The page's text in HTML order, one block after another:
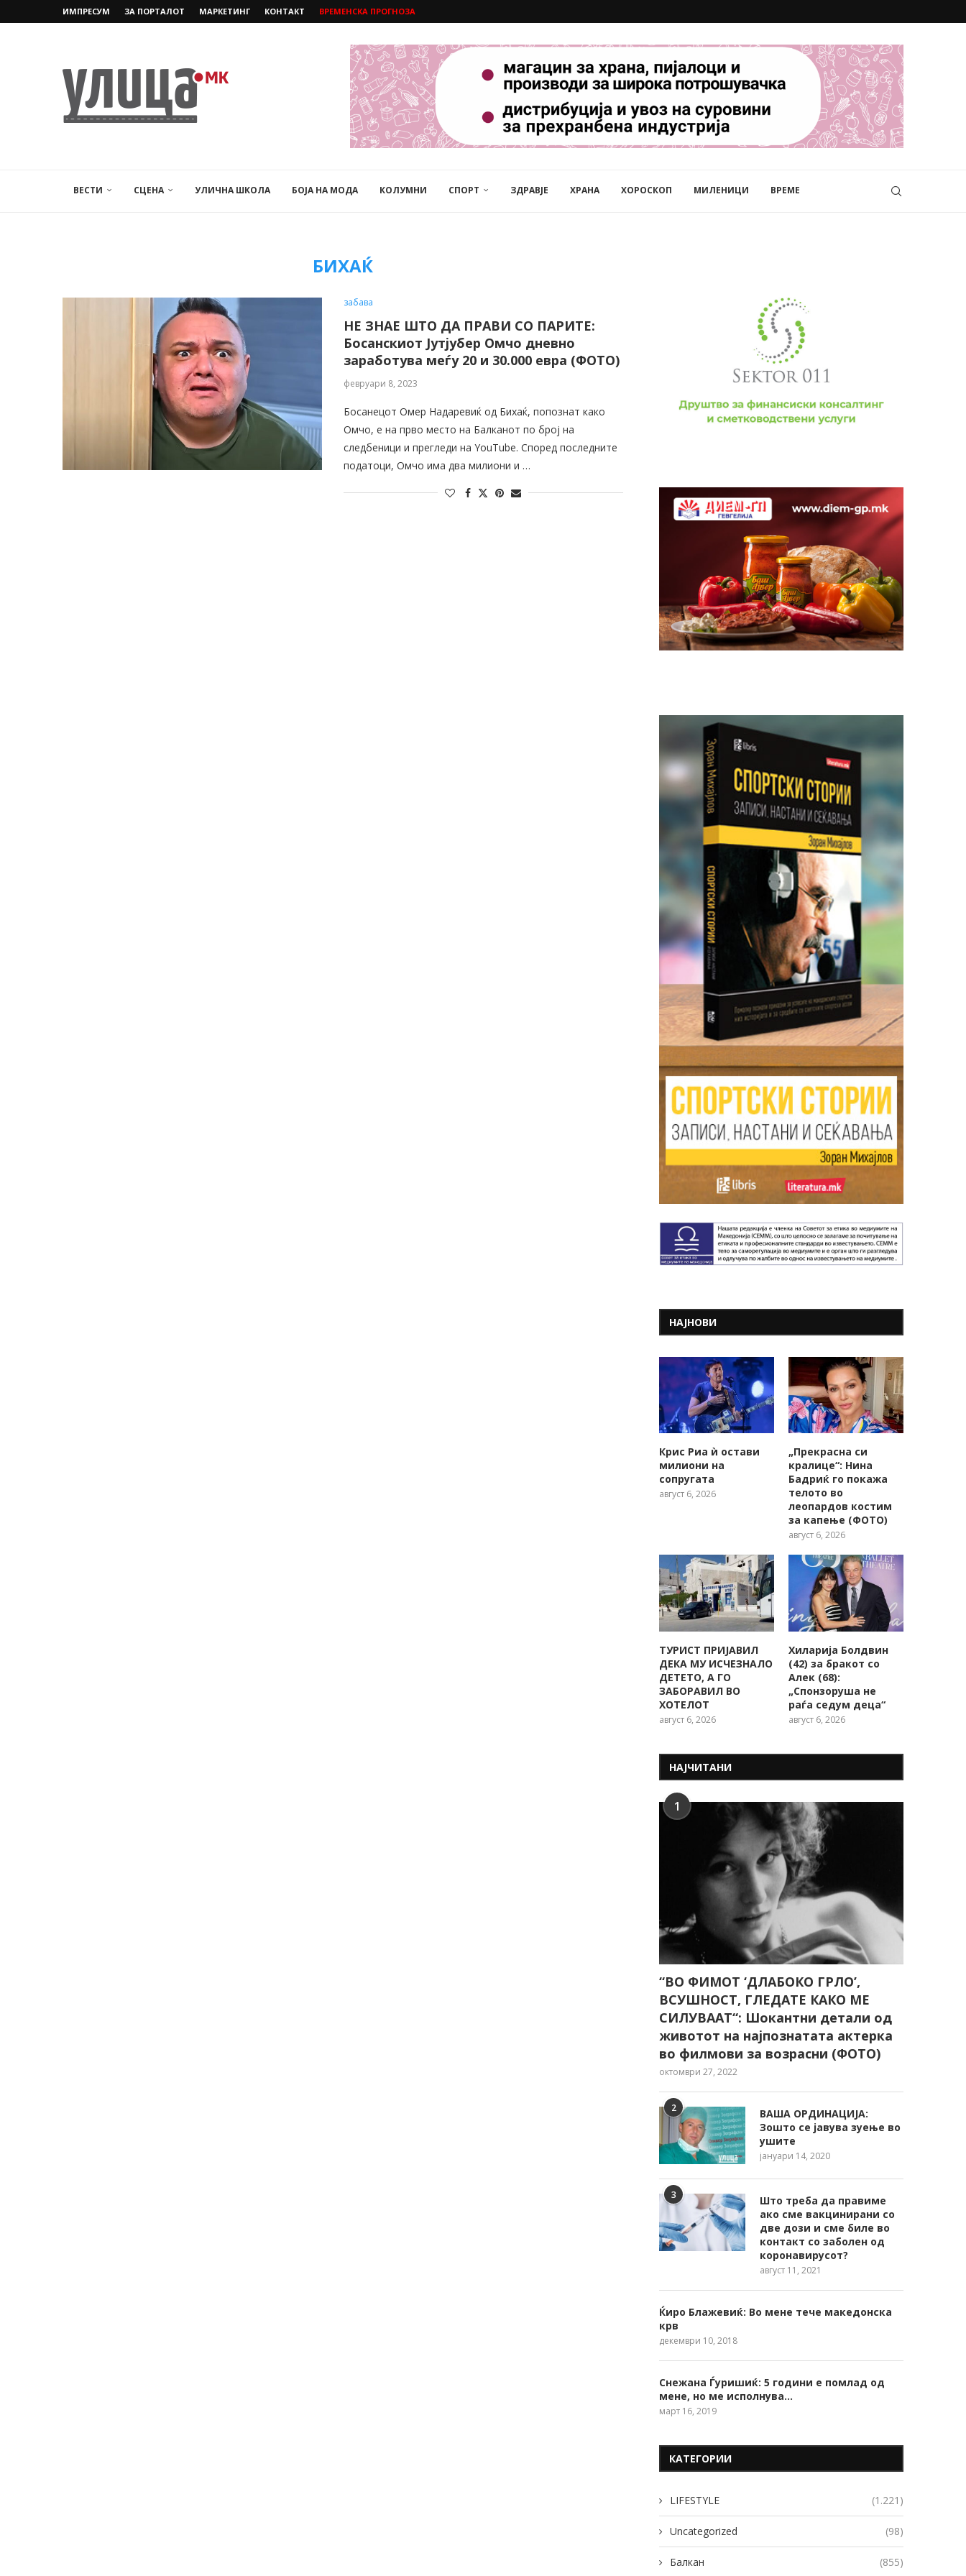
ИМПРЕСУМ ЗА ПОРТАЛОТ МАРКЕТИНГ КОНТАКТ ВРЕМЕНСКА ПРОГНОЗА
ВЕСТИ СЦЕНА УЛИЧНА ШКОЛА БОЈА НА МОДА КОЛУМНИ СПОРТ ЗДРАВЈЕ ХРАНА ХОРОСКОП МИЛЕНИЦИ ВРЕМЕ
БИХАЌ
забава
НЕ ЗНАЕ ШТО ДА ПРАВИ СО ПAРИТЕ:
Босанскиот Јутјубер Омчо дневно
заработува меѓу 20 и 30.000 евра (ФОТО)
февруари 8, 2023
Босанецот Омер Надаревиќ од Бихаќ, попознат како
Омчо, е на прво место на Балканот по број на
следбеници и прегледи на YouTube. Според последните
податоци, Омчо има два милиони и …
НАЈНОВИ
Крис Риа ѝ остави
милиони на
сопругата
август 6, 2026
„Прекрасна си
кралице“: Нина
Бадриќ го покажа
телото во
леопардов костим
за капење (ФОТО)
август 6, 2026
ТУРИСТ ПРИЈАВИЛ
ДЕКА МУ ИСЧЕЗНАЛО
ДЕТЕТО, А ГО
ЗАБОРАВИЛ ВО
ХОТЕЛОТ
август 6, 2026
Хиларија Болдвин
(42) за бракот со
Алек (68):
„Спонзоруша не
раѓа седум деца“
август 6, 2026
НАЈЧИТАНИ
1
“ВО ФИМОТ ‘ДЛАБОКО ГРЛО’,
ВСУШНОСТ, ГЛЕДАТЕ КАКО МЕ
СИЛУВААТ“: Шокантни детали од
животот на најпознатата актерка
во филмови за возрасни (ФОТО)
октомври 27, 2022
2
ВАША ОРДИНАЦИЈА:
Зошто се јавува зуење во
ушите
јануари 14, 2020
3
Што треба да правиме
ако сме вакцинирани со
две дози и сме биле во
контакт со заболен од
коронавирусот?
август 11, 2021
Ќиро Блажевиќ: Во мене тече македонска
крв
декември 10, 2018
Снежана Ѓуришиќ: 5 години е помлад од
мене, но ме исполнува…
март 16, 2019
КАТЕГОРИИ
LIFESTYLE (1.221)
Uncategorized (98)
Балкан (855)